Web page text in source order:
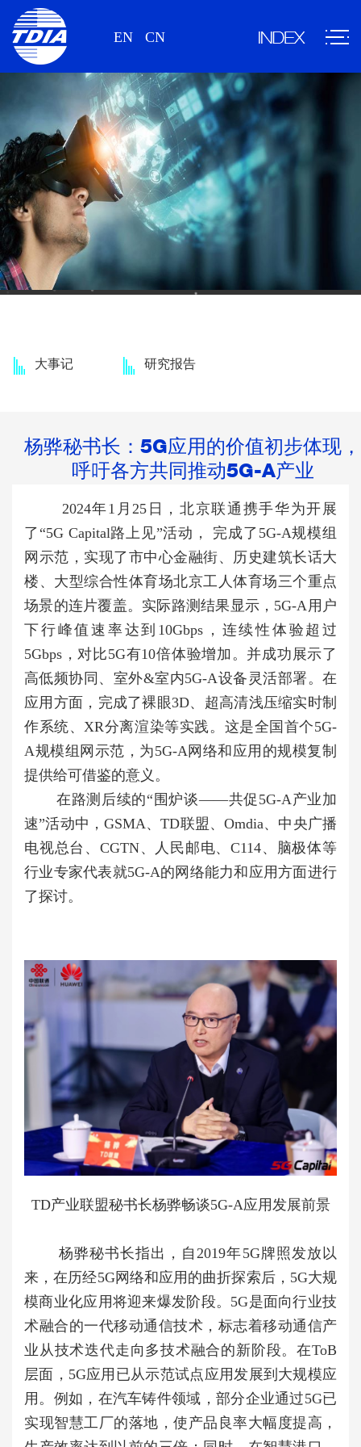
EN CN
大事记 研究报告
杨骅秘书长：5G应用的价值初步体现，
呼吁各方共同推动5G-A产业
2024年1月25日，北京联通携手华为开展
了“5G Capital路上见”活动， 完成了5G-A规模组
网示范，实现了市中心金融街、历史建筑长话大
楼、大型综合性体育场北京工人体育场三个重点
场景的连片覆盖。实际路测结果显示，5G-A用户
下行峰值速率达到10Gbps，连续性体验超过
5Gbps，对比5G有10倍体验增加。并成功展示了
高低频协同、室外&室内5G-A设备灵活部署。在
应用方面，完成了裸眼3D、超高清浅压缩实时制
作系统、XR分离渲染等实践。这是全国首个5G-
A规模组网示范，为5G-A网络和应用的规模复制
提供给可借鉴的意义。
在路测后续的“围炉谈——共促5G-A产业加
速”活动中，GSMA、TD联盟、Omdia、中央广播
电视总台、CGTN、人民邮电、C114、脑极体等
行业专家代表就5G-A的网络能力和应用方面进行
了探讨。
TD产业联盟秘书长杨骅畅谈5G-A应用发展前景
杨骅秘书长指出，自2019年5G牌照发放以
来，在历经5G网络和应用的曲折探索后，5G大规
模商业化应用将迎来爆发阶段。5G是面向行业技
术融合的一代移动通信技术，标志着移动通信产
业从技术迭代走向多技术融合的新阶段。在ToB
层面，5G应用已从示范试点应用发展到大规模应
用。例如，在汽车铸件领域，部分企业通过5G已
实现智慧工厂的落地，使产品良率大幅度提高，